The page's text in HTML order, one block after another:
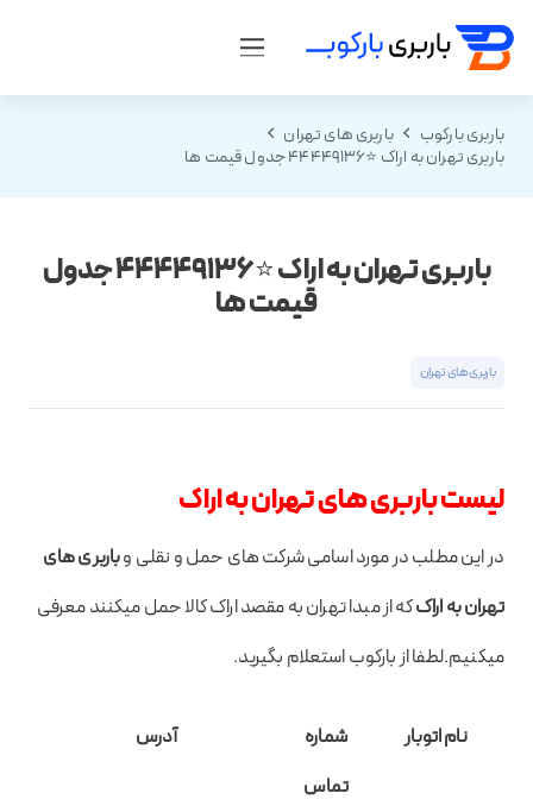
باربری بارکوب
باربری های تهران
باربری تهران به اراک ⭐️44449136 جدول قیمت ها
باربری تهران به اراک ⭐️44449136 جدول
قیمت ها
باربری های تهران
لیست باربری های تهران به اراک
در این مطلب در مورد اسامی شرکت های حمل و نقلی وباربری های
تهران به اراککه از مبدا تهران به مقصد اراک کالا حمل میکنند معرفی
میکنیم.لطفا از بارکوب استعلام بگیرید.
نام اتوبار
شماره
تماس
آدرس